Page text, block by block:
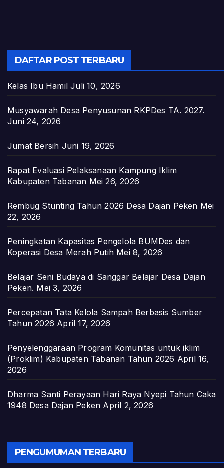
DAFTAR POST TERBARU
Kelas Ibu Hamil Juli 10, 2026
Musyawarah Desa Penyusunan RKPDes TA. 2027.
Juni 24, 2026
Jumat Bersih Juni 19, 2026
Rapat Evaluasi Pelaksanaan Kampung Iklim
Kabupaten Tabanan Mei 26, 2026
Rembug Stunting Tahun 2026 Desa Dajan Peken Mei
22, 2026
Peningkatan Kapasitas Pengelola BUMDes dan
Koperasi Desa Merah Putih Mei 8, 2026
Belajar Seni Budaya di Sanggar Belajar Desa Dajan
Peken. Mei 3, 2026
Percepatan Tata Kelola Sampah Berbasis Sumber
Tahun 2026 April 17, 2026
Penyelenggaraan Program Komunitas untuk iklim
(Proklim) Kabupaten Tabanan Tahun 2026 April 16,
2026
Dharma Santi Perayaan Hari Raya Nyepi Tahun Caka
1948 Desa Dajan Peken April 2, 2026
PENGUMUMAN TERBARU